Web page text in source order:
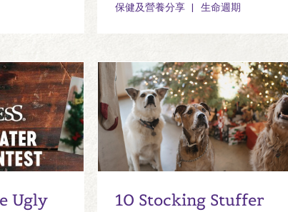
保健及營養分享 生命週期
Ugly
10 Stocking Stuffer